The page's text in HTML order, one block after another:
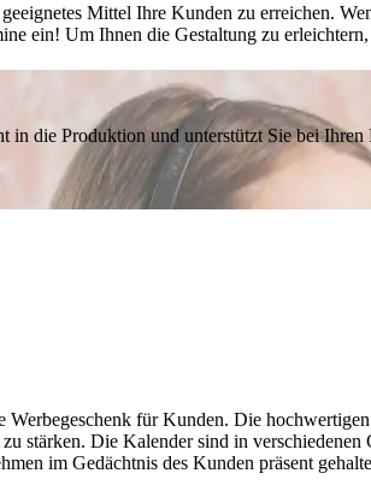
Mittel Ihre Kunden zu erreichen.
ein! Um Ihnen die Gestaltung zu
die Produktion und unterstützt Sie bei
Werbegeschenk für Kunden. Die
stärken. Die Kalender sind in
im Gedächtnis des Kunden präsent